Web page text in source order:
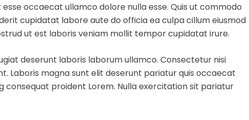
occaecat ullamco dolore nulla esse. Quis ut commodo
cupidatat labore aute do officia ea culpa cillum eiusmod
ut est laboris veniam mollit tempor cupidatat irure.
deserunt laboris laborum ullamco. Consectetur nisi
Laboris magna sunt elit deserunt pariatur quis occaecat
consequat proident Lorem. Nulla exercitation sit pariatur